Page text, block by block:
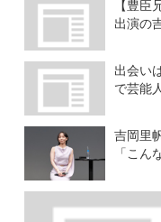
【豊
出演の
出会い
で芸能
吉岡里
「こん